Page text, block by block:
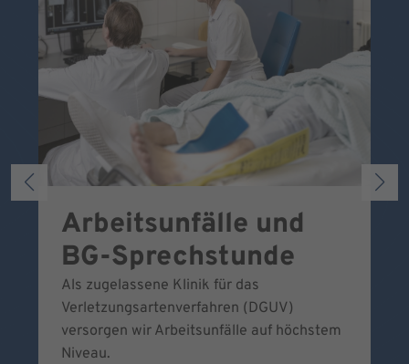
Arbeitsunfälle und
BG-Sprechstunde
Als zugelassene Klinik für das
Verletzungsartenverfahren (DGUV)
versorgen wir Arbeitsunfälle auf höchstem
Niveau.